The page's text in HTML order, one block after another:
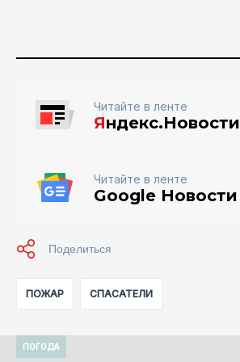
Читайте в ленте
Яндекс.Новости
Читайте в ленте
Google Новости
ПОЖАР СПАСАТЕЛИ
ПОГОДА